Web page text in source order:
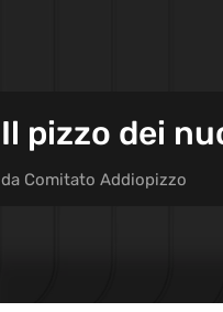
Il pizzo dei
da Comitato Addiopizzo